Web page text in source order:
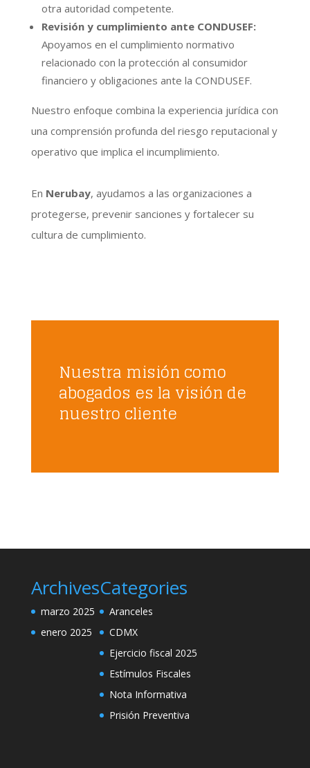
otra autoridad competente.
Revisión y cumplimiento ante CONDUSEF:
Apoyamos en el cumplimiento normativo
relacionado con la protección al consumidor
financiero y obligaciones ante la CONDUSEF.
Nuestro enfoque combina la experiencia jurídica con
una comprensión profunda del riesgo reputacional y
operativo que implica el incumplimiento.
En Nerubay, ayudamos a las organizaciones a
protegerse, prevenir sanciones y fortalecer su
cultura de cumplimiento.
Nuestra misión como
abogados es la visión de
nuestro cliente
Archives
marzo 2025
enero 2025
Categories
Aranceles
CDMX
Ejercicio fiscal 2025
Estímulos Fiscales
Nota Informativa
Prisión Preventiva